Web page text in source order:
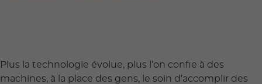
Plus la technologie évolue, plus l’on confie à des
machines, à la place des gens, le soin d’accomplir des